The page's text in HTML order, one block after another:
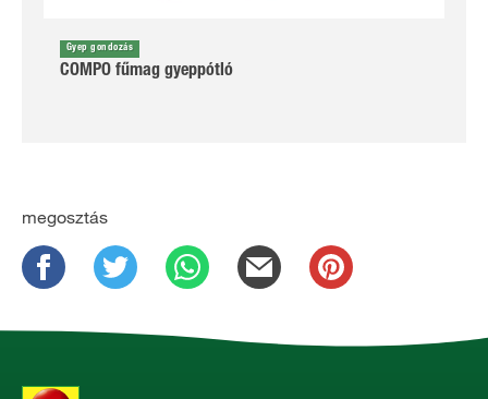
Gyep gondozás
COMPO fűmag gyeppótló
megosztás